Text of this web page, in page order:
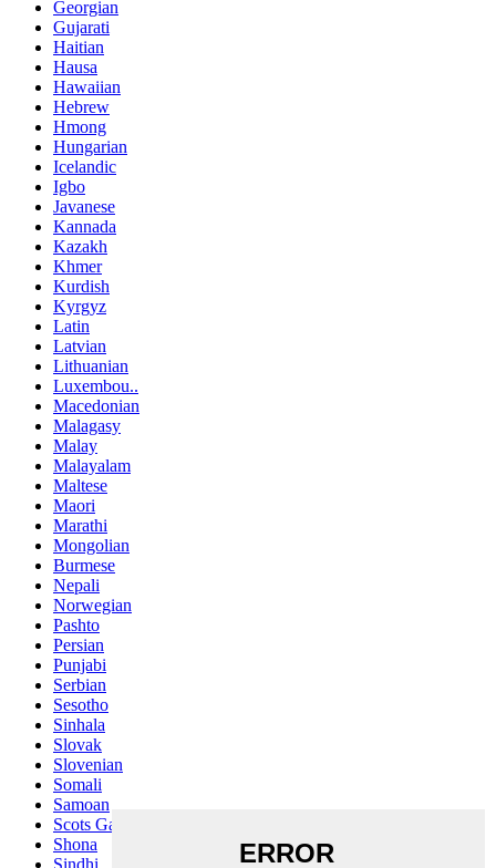
Georgian
Gujarati
Haitian
Hausa
Hawaiian
Hebrew
Hmong
Hungarian
Icelandic
Igbo
Javanese
Kannada
Kazakh
Khmer
Kurdish
Kyrgyz
Latin
Latvian
Lithuanian
Luxembou..
Macedonian
Malagasy
Malay
Malayalam
Maltese
Maori
Marathi
Mongolian
Burmese
Nepali
Norwegian
Pashto
Persian
Punjabi
Serbian
Sesotho
Sinhala
Slovak
Slovenian
Somali
Samoan
Scots Gaelic
Shona
Sindhi